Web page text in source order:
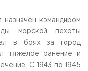
командиром
морской пехоты
в боях за город
тяжелое ранение и
С 1943 по 1945